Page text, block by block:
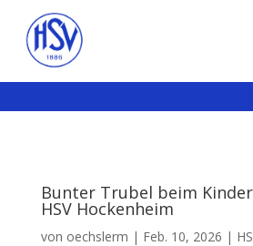
Bunter Trubel beim
HSV Hockenheim
von oechslerm | Feb. 10, 2026 |